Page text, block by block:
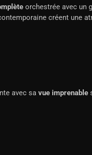
orchestrée avec un
créent une
avec sa vue imprenable